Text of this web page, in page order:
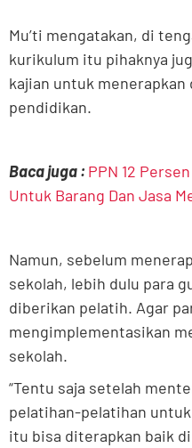
Mu’ti mengatakan, di
kurikulum itu pihaknya
kajian untuk
pendidikan.
Baca juga : PPN 12
Untuk Barang Dan Jasa
Namun, sebelum
sekolah, lebih dulu para
diberikan pelatih. Agar
mengimplementasikan
sekolah.
“Tentu saja setelah
pelatihan-pelatihan
itu bisa diterapkan baik